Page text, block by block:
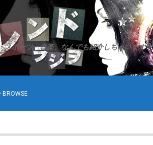
ポーツ・音楽、なんでも紹介しちゃいます！
BROWSE